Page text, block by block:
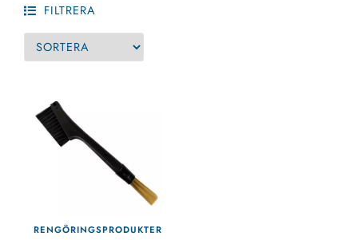
FILTRERA
RENGÖRINGSPRODUKTER